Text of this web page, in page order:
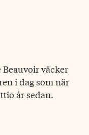
Beauvoir väcker
i dag som när
år sedan.